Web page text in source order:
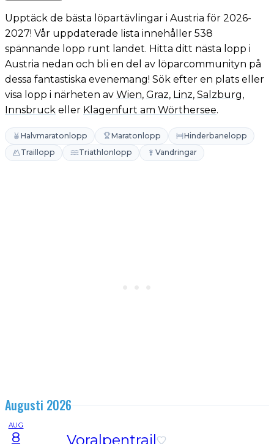
Upptäck de bästa löpartävlingar i Austria för 2026-
2027! Vår uppdaterade lista innehåller 538
spännande lopp runt landet. Hitta ditt nästa lopp i
Austria nedan och bli en del av löparcommunityn på
dessa fantastiska evenemang! Sök efter en plats eller
visa lopp i närheten av Wien, Graz, Linz, Salzburg,
Innsbruck eller Klagenfurt am Wörthersee.
Halvmaratonlopp Maratonlopp
Hinderbanelopp
Traillopp
Triathlonlopp Vandringar
Augusti 2026
AUG
8 Voralpentrail